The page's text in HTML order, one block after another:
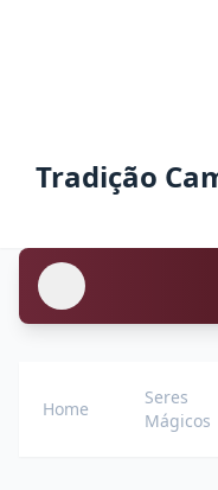
Tradição
Home
Seres
Mágicos